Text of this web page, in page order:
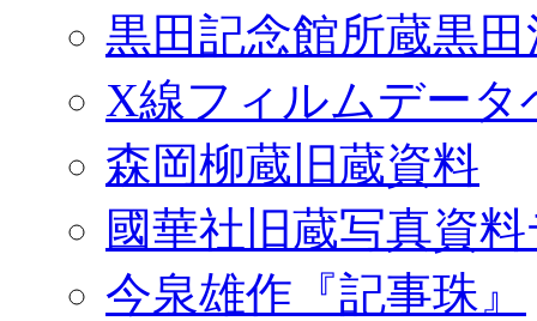
黒田記念館所蔵黒
X線フィルムデータ
森岡柳蔵旧蔵資料
國華社旧蔵写真資
今泉雄作『記事珠』